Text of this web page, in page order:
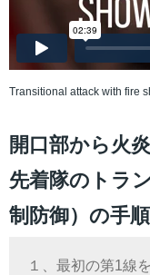
Transitional attack with fire
開口部から火
先着隊のトラ
制防御）の手順
１、最初の第1線